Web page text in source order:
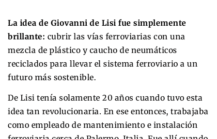
La idea de Giovanni de Lisi fue simplemente
brillante: cubrir las vías ferroviarias con una
mezcla de plástico y caucho de neumáticos
reciclados para llevar el sistema ferroviario a un
futuro más sostenible.
De Lisi tenía solamente 20 años cuando tuvo esta
idea tan revolucionaria. En ese entonces, trabajaba
como empleado de mantenimiento e instalación